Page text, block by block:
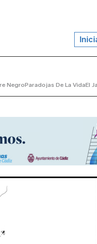
NegroParadojas De La VidaEl